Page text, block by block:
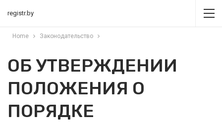
registr.by
Home Законодательство
ОБ УТВЕРЖДЕНИИ
ПОЛОЖЕНИЯ О
ПОРЯДКЕ